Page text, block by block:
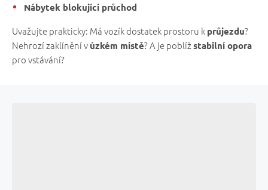
Nábytek blokující průchod
Uvažujte prakticky: Má vozík dostatek prostoru k průjezdu?
Nehrozí zaklínění v úzkém místě? A je poblíž stabilní opora
pro vstávání?